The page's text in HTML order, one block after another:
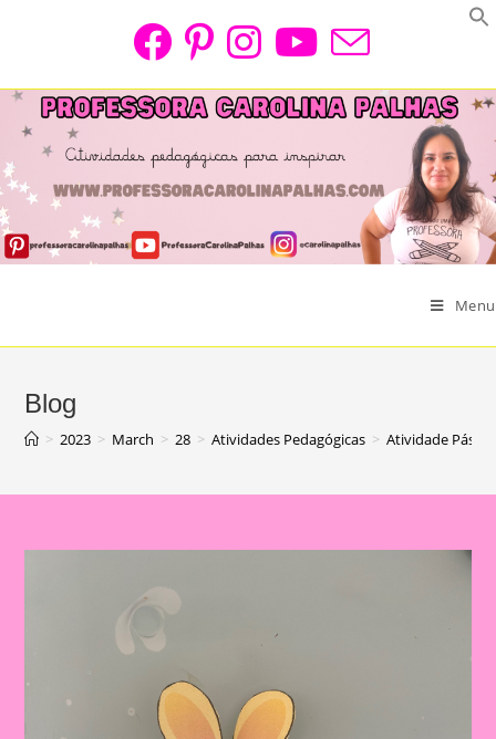
Menu
Blog
> 2023 > March > 28 > Atividades Pedagógicas > Atividade